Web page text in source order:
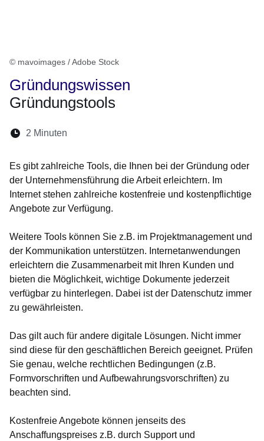
© mavoimages / Adobe Stock
Gründungswissen
Gründungstools
Lesedauer:
2 Minuten
Es gibt zahlreiche Tools, die Ihnen bei der Gründung oder
der Unternehmensführung die Arbeit erleichtern. Im
Internet stehen zahlreiche kostenfreie und kostenpflichtige
Angebote zur Verfügung.
Weitere Tools können Sie z.B. im Projektmanagement und
der Kommunikation unterstützen. Internetanwendungen
erleichtern die Zusammenarbeit mit Ihren Kunden und
bieten die Möglichkeit, wichtige Dokumente jederzeit
verfügbar zu hinterlegen. Dabei ist der Datenschutz immer
zu gewährleisten.
Das gilt auch für andere digitale Lösungen. Nicht immer
sind diese für den geschäftlichen Bereich geeignet. Prüfen
Sie genau, welche rechtlichen Bedingungen (z.B.
Formvorschriften und Aufbewahrungsvorschriften) zu
beachten sind.
Kostenfreie Angebote können jenseits des
Anschaffungspreises z.B. durch Support und